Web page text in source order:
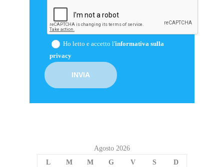
Ho letto e accetto l'informativa sulla
privacy
Agosto 2026
L
M M G V S D